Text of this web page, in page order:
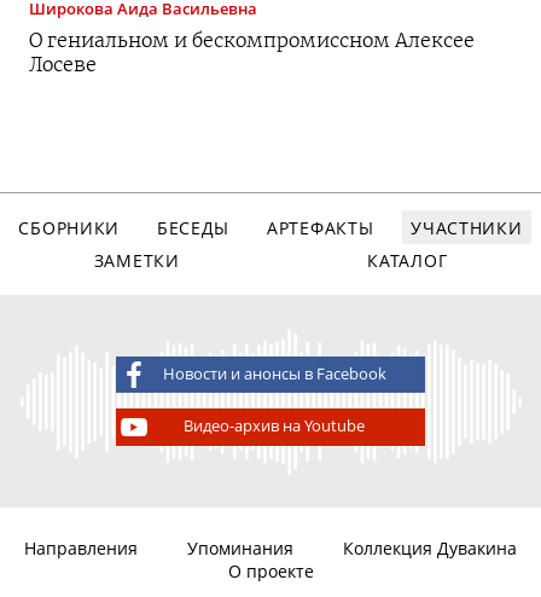
Широкова Аида Васильевна
О гениальном и бескомпромиссном Алексее
Лосеве
СБОРНИКИ БЕСЕДЫ АРТЕФАКТЫ
УЧАСТНИКИ
ЗАМЕТКИ
КАТАЛОГ
Новости и анонсы в Facebook
Видео-архив на Youtube
Направления Упоминания
Коллекция Дувакина
О проекте